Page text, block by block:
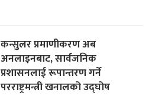
कन्सुलर प्रमाणीकरण अब
अनलाइनबाट, सार्वजनिक
प्रशासनलाई रूपान्तरण गर्ने
परराष्ट्रमन्त्री खनालको उद्घोष